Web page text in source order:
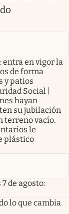
entra en vigor la
de forma
y patios
Social |
hayan
su jubilación
terreno vacío.
le
plástico
de agosto:
lo que cambia